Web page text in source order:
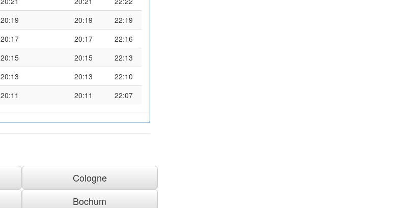
20:19 20:19
22:19
20:17 20:17
22:16
20:15 20:15
22:13
20:13 20:13
22:10
20:11 20:11 22:07
Cologne
Bochum